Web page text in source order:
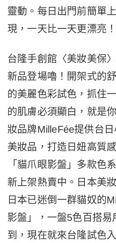
靈動。每日出門前簡單
現，一天比一天更漂亮！
台隆手創館〈美妝美保
新品登場嚕！開架式的
的美麗色彩試色，抓住
的肌膚必須顯白，就是
妝品牌MilleFée提供台
美妝品，打造日妞高質
「貓爪眼影盤」多款色
新上架熱賣中。日本美
日本已迷倒一群貓奴的
影盤」，一盤5色百搭易
到，現在就來台隆試色